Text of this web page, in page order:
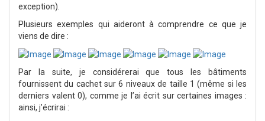
exception).
Plusieurs exemples qui aideront à comprendre ce que je
viens de dire :
Par la suite, je considérerai que tous les bâtiments
fournissent du cachet sur 6 niveaux de taille 1 (même si les
derniers valent 0), comme je l’ai écrit sur certaines images :
ainsi, j’écrirai :